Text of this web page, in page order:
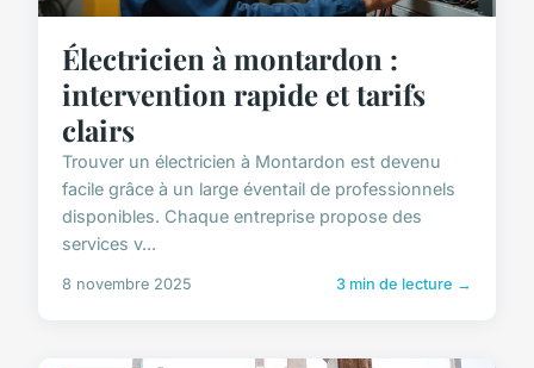
Électricien à montardon :
intervention rapide et tarifs
clairs
Trouver un électricien à Montardon est devenu
facile grâce à un large éventail de professionnels
disponibles. Chaque entreprise propose des
services v...
8 novembre 2025 3 min de lecture →